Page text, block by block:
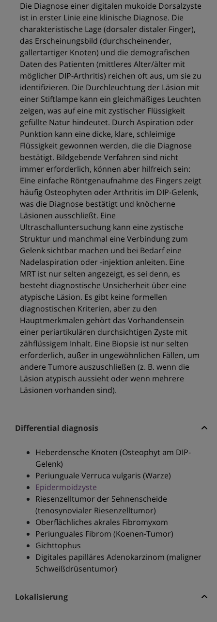
Die Diagnose einer digitalen mukoide Dorsalzyste
ist in erster Linie eine klinische Diagnose. Die
charakteristische Lage (dorsaler distaler Finger),
das Erscheinungsbild (durchscheinender,
gallertartiger Knoten) und die demografischen
Daten des Patienten (mittleres Alter/älter mit
möglicher DIP-Arthritis) reichen oft aus, um sie zu
identifizieren. Die Durchleuchtung der Läsion mit
einer Stiftlampe kann ein gleichmäßiges Leuchten
zeigen, was auf eine mit zystischer Flüssigkeit
gefüllte Natur hindeutet. Durch Aspiration oder
Punktion kann eine dicke, klare, schleimige
Flüssigkeit gewonnen werden, die die Diagnose
bestätigt. Bildgebende Verfahren sind nicht
immer erforderlich, können aber hilfreich sein:
Eine einfache Röntgenaufnahme des Fingers zeigt
häufig Osteophyten oder Arthritis im DIP-Gelenk,
was die Diagnose bestätigt und knöcherne
Läsionen ausschließt. Eine
Ultraschalluntersuchung kann eine zystische
Struktur und manchmal eine Verbindung zum
Gelenk sichtbar machen und bei Bedarf eine
Nadelaspiration oder -injektion anleiten. Eine
MRT ist nur selten angezeigt, es sei denn, es
besteht diagnostische Unsicherheit über eine
atypische Läsion. Es gibt keine formellen
diagnostischen Kriterien, aber zu den
Hauptmerkmalen gehört das Vorhandensein
einer periartikulären durchsichtigen Zyste mit
zähflüssigem Inhalt. Eine Biopsie ist nur selten
erforderlich, außer in ungewöhnlichen Fällen, um
andere Tumore auszuschließen (z. B. wenn die
Läsion atypisch aussieht oder wenn mehrere
Läsionen vorhanden sind).
Differential diagnosis
Heberdensche Knoten (Osteophyt am DIP-
Gelenk)
Periunguale Verruca vulgaris (Warze)
Epidermoidzyste
Riesenzelltumor der Sehnenscheide
(tenosynovialer Riesenzelltumor)
Oberflächliches akrales Fibromyxom
Periunguales Fibrom (Koenen-Tumor)
Gichttophus
Digitales papilläres Adenokarzinom (maligner
Schweißdrüsentumor)
Lokalisierung